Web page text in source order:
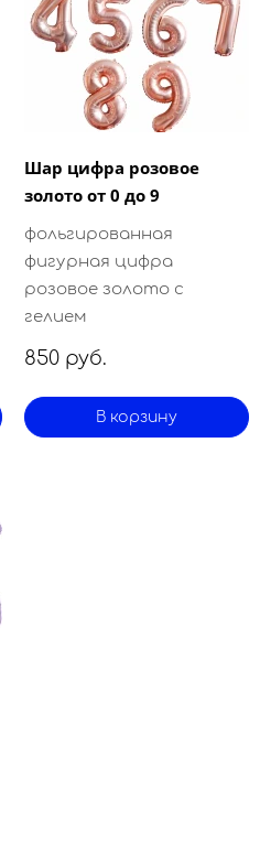
Шар цифра розовое
золото от 0 до 9
фольгированная
фигурная цифра
розовое золото с
гелием
850 руб.
В корзину